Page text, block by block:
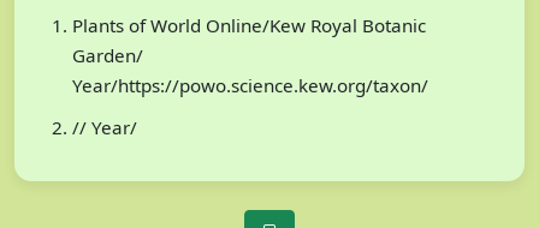
Plants of World Online/Kew Royal Botanic
Garden/
Year/https://powo.science.kew.org/taxon/
// Year/